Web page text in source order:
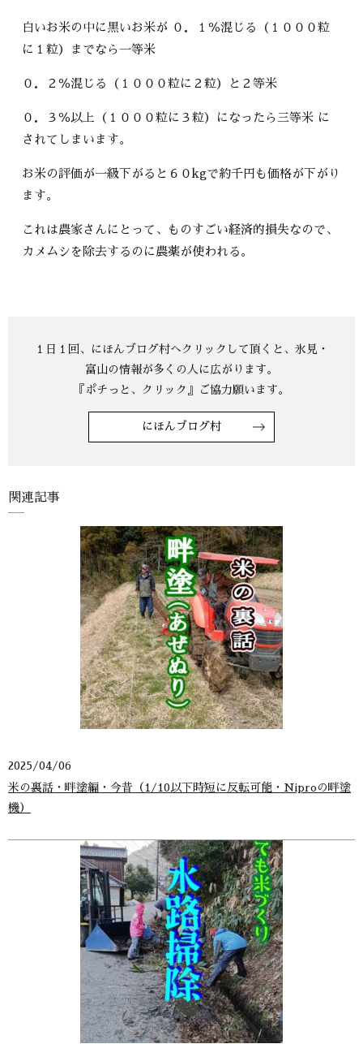
白いお米の中に黒いお米が ０．１％混じる（１０００粒
に１粒）までなら一等米
０．２％混じる（１０００粒に２粒）と２等米
０．３％以上（１０００粒に３粒）になったら三等米 に
されてしまいます。
お米の評価が一級下がると６０kgで約千円も価格が下がり
ます。
これは農家さんにとって、ものすごい経済的損失なので、
カメムシを除去するのに農薬が使われる。
にほんブログ村
関連記事
2025/04/06
米の裏話・畔塗編・今昔（1/10以下時短に反転可能・Niproの畔塗
機）